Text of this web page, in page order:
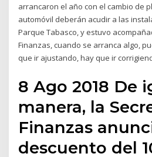
arrancaron el año con el cambio de
automóvil deberán acudir a las
Parque Tabasco, y estuvo
Finanzas, cuando se arranca algo,
que ir ajustando, hay que ir
8 Ago 2018 De
manera, la
Finanzas
descuento del